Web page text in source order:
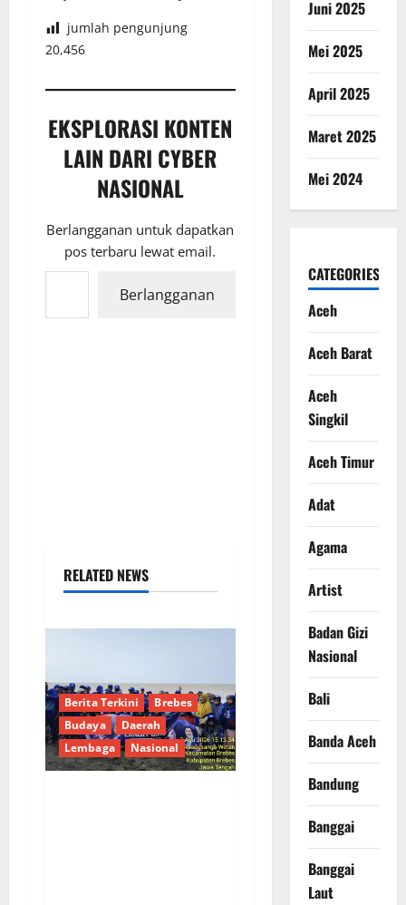
jumlah pengunjung
20,456
EKSPLORASI KONTEN
LAIN DARI CYBER
NASIONAL
Berlangganan untuk dapatkan
pos terbaru lewat email.
Ketikkan email Anda...
Berlangganan
RELATED NEWS
Berita Terkini
Brebes
Budaya
Daerah
Lembaga
Nasional
Juni 2025
Mei 2025
April 2025
Maret 2025
Mei 2024
CATEGORIES
Aceh
Aceh Barat
Aceh
Singkil
Aceh Timur
Adat
Agama
Artist
Badan Gizi
Nasional
Bali
Banda Aceh
Bandung
Banggai
Banggai
Laut